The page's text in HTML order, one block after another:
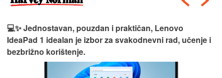
💻✨ Jednostavan, pouzdan i praktičan, Lenovo
IdeaPad 1 idealan je izbor za svakodnevni rad, učenje i
bezbrižno korištenje.